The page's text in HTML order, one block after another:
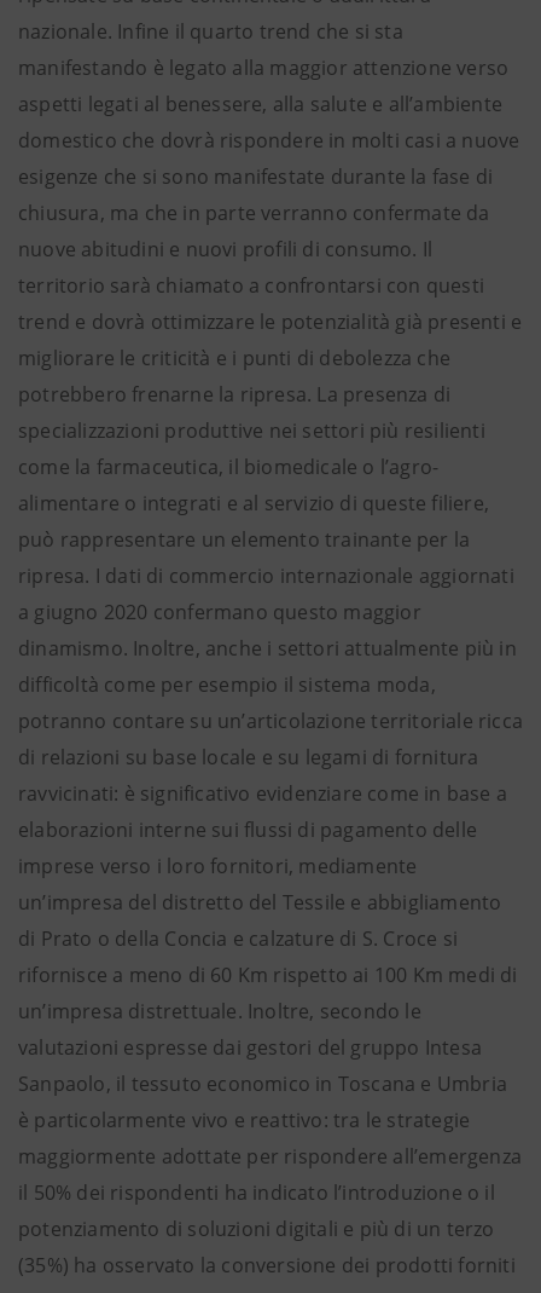
nazionale. Infine il quarto trend che si sta
manifestando è legato alla maggior attenzione verso
aspetti legati al benessere, alla salute e all’ambiente
domestico che dovrà rispondere in molti casi a nuove
esigenze che si sono manifestate durante la fase di
chiusura, ma che in parte verranno confermate da
nuove abitudini e nuovi profili di consumo. Il
territorio sarà chiamato a confrontarsi con questi
trend e dovrà ottimizzare le potenzialità già presenti e
migliorare le criticità e i punti di debolezza che
potrebbero frenarne la ripresa. La presenza di
specializzazioni produttive nei settori più resilienti
come la farmaceutica, il biomedicale o l’agro-
alimentare o integrati e al servizio di queste filiere,
può rappresentare un elemento trainante per la
ripresa. I dati di commercio internazionale aggiornati
a giugno 2020 confermano questo maggior
dinamismo. Inoltre, anche i settori attualmente più in
difficoltà come per esempio il sistema moda,
potranno contare su un’articolazione territoriale ricca
di relazioni su base locale e su legami di fornitura
ravvicinati: è significativo evidenziare come in base a
elaborazioni interne sui flussi di pagamento delle
imprese verso i loro fornitori, mediamente
un’impresa del distretto del Tessile e abbigliamento
di Prato o della Concia e calzature di S. Croce si
rifornisce a meno di 60 Km rispetto ai 100 Km medi di
un’impresa distrettuale. Inoltre, secondo le
valutazioni espresse dai gestori del gruppo Intesa
Sanpaolo, il tessuto economico in Toscana e Umbria
è particolarmente vivo e reattivo: tra le strategie
maggiormente adottate per rispondere all’emergenza
il 50% dei rispondenti ha indicato l’introduzione o il
potenziamento di soluzioni digitali e più di un terzo
(35%) ha osservato la conversione dei prodotti forniti